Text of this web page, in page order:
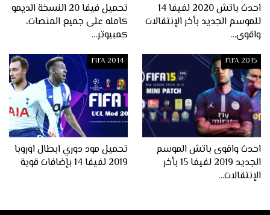
احدث باتش 2020 لفيفا 14
للموسم الجديد بأخر الإنتقالات
واقوى…
تحميل فيفا 20 النسخة الديمو
كامله على جميع المنصات،
كمبيوتر…
FIFA 2015
احدث واقوى باتش الموسم
الجديد 2019 لفيفا 15 بأخر
الإنتقالات…
FIFA 2014
تحميل مود دوري ابطال اوروبا
2019 لفيفا 14 بإضافات قوية